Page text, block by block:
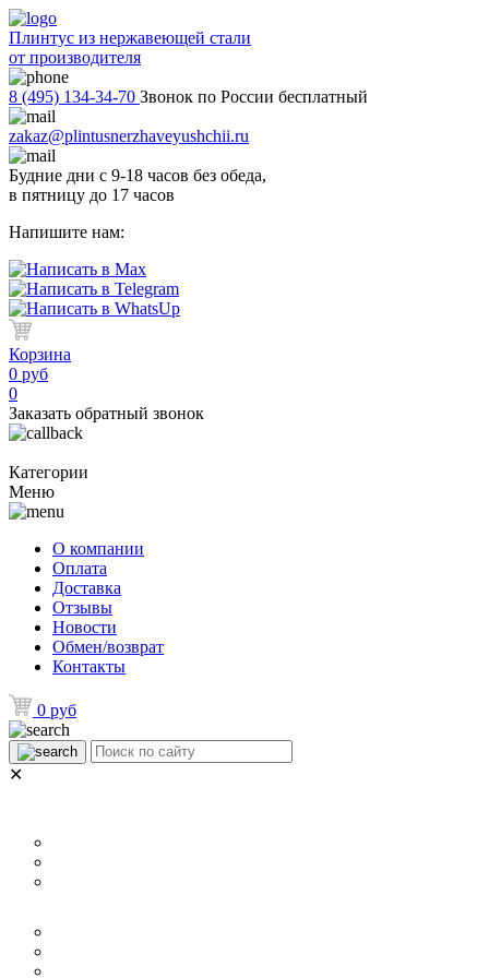
Плинтус из нержавеющей стали
от производителя
8 (495) 134-34-70 Звонок по России бесплатный
zakaz@plintusnerzhaveyushchii.ru
Будние дни с 9-18 часов без обеда,
в пятницу до 17 часов
Напишите нам:
Корзина
0 руб
0
Заказать обратный звонок
Категории
Меню
О компании
Оплата
Доставка
Отзывы
Новости
Обмен/возврат
Контакты
0 руб
✕